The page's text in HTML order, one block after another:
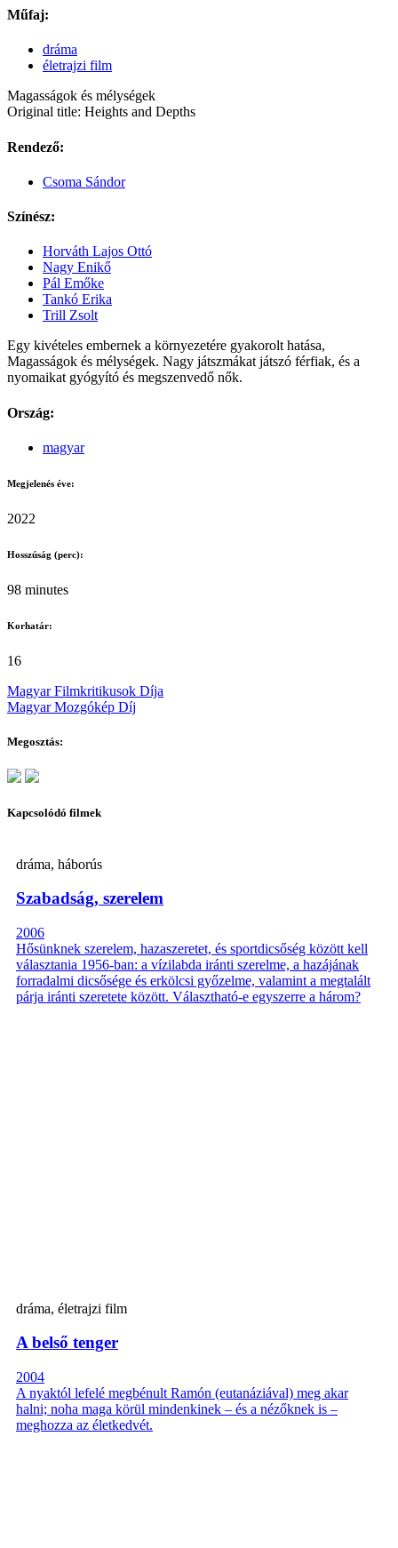
Műfaj:
dráma
életrajzi film
Magasságok és mélységek
Original title: Heights and Depths
Rendező:
Csoma Sándor
Színész:
Horváth Lajos Ottó
Nagy Enikő
Pál Emőke
Tankó Erika
Trill Zsolt
Egy kivételes embernek a környezetére gyakorolt hatása,
Magasságok és mélységek. Nagy játszmákat játszó férfiak, és a
nyomaikat gyógyító és megszenvedő nők.
Ország:
magyar
Megjelenés éve:
2022
Hosszúság (perc):
98 minutes
Korhatár:
16
Magyar Filmkritikusok Díja
Magyar Mozgókép Díj
Megosztás:
Kapcsolódó filmek
dráma, háborús
Szabadság, szerelem
2006
Hősünknek szerelem, hazaszeretet, és sportdicsőség között kell
választania 1956-ban: a vízilabda iránti szerelme, a hazájának
forradalmi dicsősége és erkölcsi győzelme, valamint a megtalált
párja iránti szeretete között. Választható-e egyszerre a három?
dráma, életrajzi film
A belső tenger
2004
A nyaktól lefelé megbénult Ramón (eutanáziával) meg akar
halni; noha maga körül mindenkinek – és a nézőknek is –
meghozza az életkedvét.